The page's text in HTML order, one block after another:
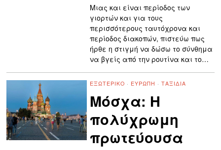
Μιας και είναι περίοδος των
γιορτών και για τους
περισσότερους ταυτόχρονα και
περίοδος διακοπών, πιστεύω πως
ήρθε η στιγμή να δώσω το σύνθημα
να βγείς από την ρουτίνα και το…
ΕΞΩΤΕΡΙΚΌ · ΕΥΡΏΠΗ · ΤΑΞΊΔΙΑ
Μόσχα: Η
πολύχρωμη
πρωτεύουσα